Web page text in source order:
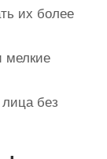
их более
мелкие
без